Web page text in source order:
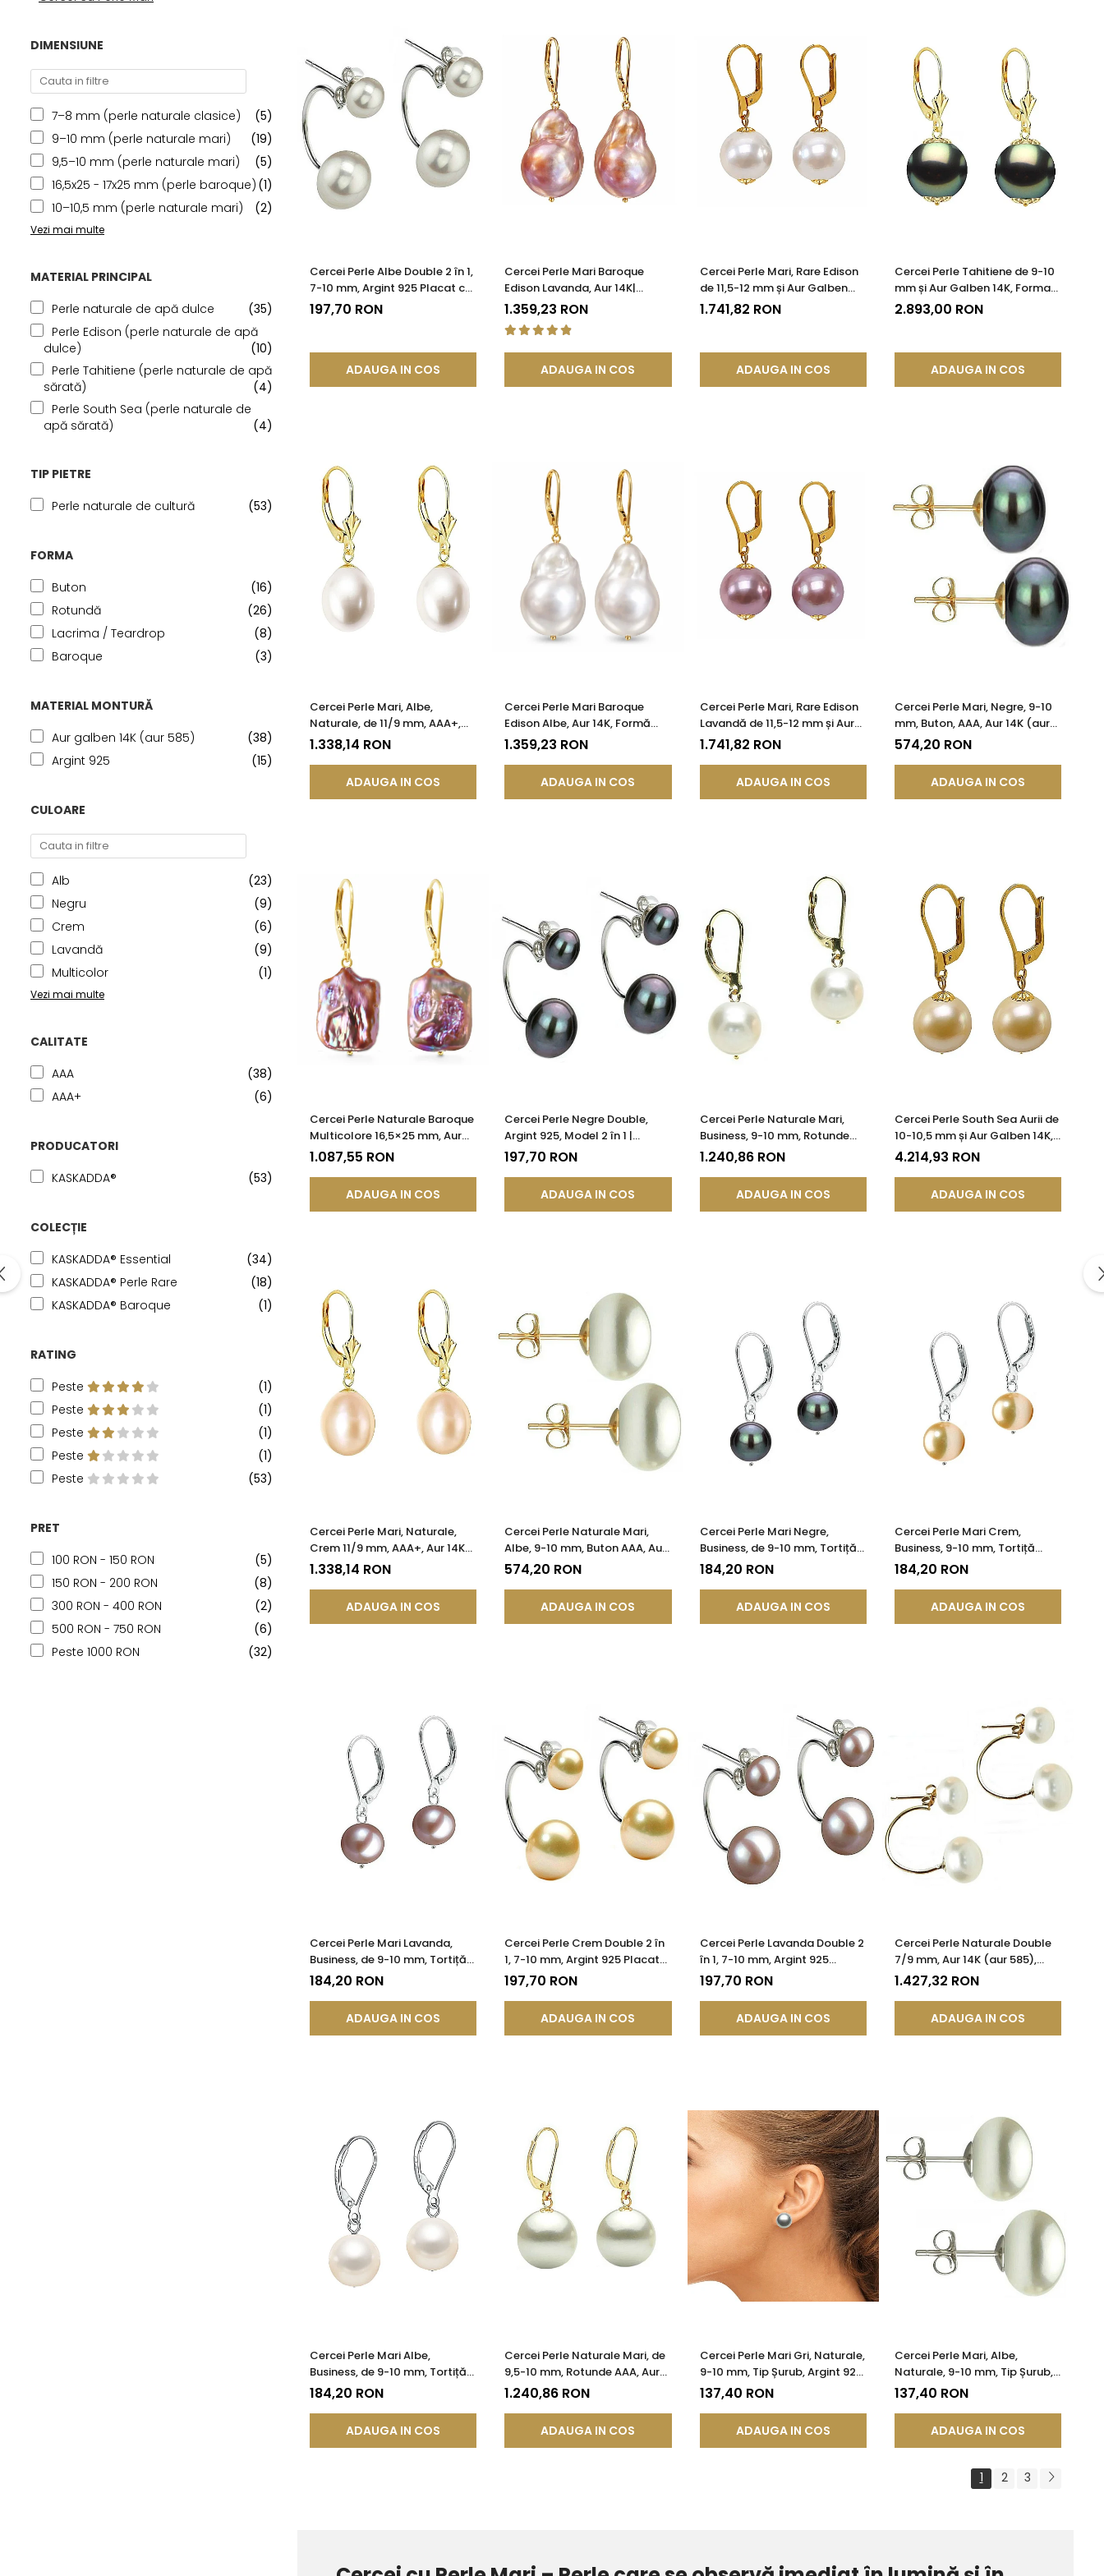
Brose cu Perle
DIMENSIUNE
7–8 mm (perle naturale clasice)
(5)
9–10 mm (perle naturale mari)
(19)
9,5–10 mm (perle naturale mari)
(5)
16,5x25 - 17x25 mm (perle baroque) (1)
10–10,5 mm (perle naturale mari)
(2)
Vezi mai multe
MATERIAL PRINCIPAL
Perle naturale de apă dulce
(35)
Perle Edison (perle naturale de apă
dulce)
(10)
Perle Tahitiene (perle naturale de apă
sărată)
(4)
Perle South Sea (perle naturale de
apă sărată)
(4)
TIP PIETRE
Perle naturale de cultură
(53)
FORMA
Buton
(16)
Rotundă
(26)
Lacrima / Teardrop
(8)
Baroque
(3)
MATERIAL MONTURĂ
Aur galben 14K (aur 585)
(38)
Argint 925
(15)
CULOARE
Alb
(23)
Negru
(9)
Crem
(6)
Lavandă
(9)
Multicolor
(1)
Vezi mai multe
CALITATE
AAA
(38)
AAA+
(6)
PRODUCATORI
KASKADDA®
(53)
COLECȚIE
KASKADDA® Essential
(34)
KASKADDA® Perle Rare
(18)
KASKADDA® Baroque
(1)
RATING
Peste
(1)
Peste
(1)
Peste
(1)
Peste
(1)
Peste
(53)
PRET
100 RON - 150 RON
(5)
150 RON - 200 RON
(8)
300 RON - 400 RON
(2)
500 RON - 750 RON
(6)
Peste 1000 RON
(32)
Cercei Perle Albe Double 2 în 1,
7-10 mm, Argint 925 Placat cu
Platină | KASKADDA®
197,70 RON
ADAUGA IN COS
Cercei Perle Mari Baroque
Edison Lavanda, Aur 14K|
KASKADDA®
1.359,23 RON
ADAUGA IN COS
Cercei Perle Mari, Rare Edison
de 11,5-12 mm și Aur Galben
14K, Bijuterie de Colecție|
KASKADDA®
1.741,82 RON
ADAUGA IN COS
Cercei Perle Tahitiene de 9-10
mm și Aur Galben 14K, Forma
Rotundă | KASKADDA®
2.893,00 RON
ADAUGA IN COS
Cercei Perle Mari, Albe,
Naturale, de 11/9 mm, AAA+,
Aur 14K (aur 585), Forma
Lacrimă | KASKADDA®
1.338,14 RON
ADAUGA IN COS
Cercei Perle Mari Baroque
Edison Albe, Aur 14K, Formă
Organică | KASKADDA®
1.359,23 RON
ADAUGA IN COS
Cercei Perle Mari, Rare Edison
Lavandă de 11,5-12 mm și Aur
Galben 14K | KASKADDA®
1.741,82 RON
ADAUGA IN COS
Cercei Perle Mari, Negre, 9-10
mm, Buton, AAA, Aur 14K (aur
585), Tip Șurub | KASKADDA®
574,20 RON
ADAUGA IN COS
Cercei Perle Naturale Baroque
Multicolore 16,5×25 mm, Aur
14K (aur 585), Tortiță Închisă |
KASKADDA®
1.087,55 RON
ADAUGA IN COS
Cercei Perle Negre Double,
Argint 925, Model 2 în 1 |
KASKADDA®
197,70 RON
ADAUGA IN COS
Cercei Perle Naturale Mari,
Business, 9-10 mm, Rotunde
AAA, Aur 14K (aur 585) |
KASKADDA®
1.240,86 RON
ADAUGA IN COS
Cercei Perle South Sea Aurii de
10-10,5 mm și Aur Galben 14K,
Forma Rotundă | KASKADDA®
4.214,93 RON
ADAUGA IN COS
Cercei Perle Mari, Naturale,
Crem 11/9 mm, AAA+, Aur 14K
(aur 585), Forma Lacrimă |
KASKADDA®
1.338,14 RON
ADAUGA IN COS
Cercei Perle Naturale Mari,
Albe, 9-10 mm, Buton AAA, Aur
14K (aur 585), Tip Șurub |
KASKADDA®
574,20 RON
ADAUGA IN COS
Cercei Perle Mari Negre,
Business, de 9-10 mm, Tortiță
Închisă, Argint 925 |
KASKADDA®
184,20 RON
ADAUGA IN COS
Cercei Perle Mari Crem,
Business, 9-10 mm, Tortiță
Închisă, Argint 925 - Calitate
AA+ | KASKADDA®
184,20 RON
ADAUGA IN COS
Cercei Perle Mari Lavanda,
Business, de 9-10 mm, Tortiță
Închisă, Argint 925 - Calitate
184,20 RON
ADAUGA IN COS
Cercei Perle Crem Double 2 în
1, 7-10 mm, Argint 925 Placat
cu Platină | KASKADDA®
197,70 RON
ADAUGA IN COS
Cercei Perle Lavanda Double 2
în 1, 7-10 mm, Argint 925
Placat cu Platină | KASKADDA®
197,70 RON
ADAUGA IN COS
Cercei Perle Naturale Double
7/9 mm, Aur 14K (aur 585),
Versatili 2 în 1 | KASKADDA®
1.427,32 RON
ADAUGA IN COS
Cercei Perle Mari Albe,
Business, de 9-10 mm, Tortiță
Închisă, Argint 925 - Calitate
184,20 RON
ADAUGA IN COS
Cercei Perle Naturale Mari, de
9,5-10 mm, Rotunde AAA, Aur
14K (aur 585) | KASKADDA®
1.240,86 RON
ADAUGA IN COS
Cercei Perle Mari Gri, Naturale,
9-10 mm, Tip Șurub, Argint 925
- Calitate AAA | KASKADDA®
137,40 RON
ADAUGA IN COS
Cercei Perle Mari, Albe,
Naturale, 9-10 mm, Tip Șurub,
Argint 925 - Calitate AAA |
137,40 RON
ADAUGA IN COS
1 2 3